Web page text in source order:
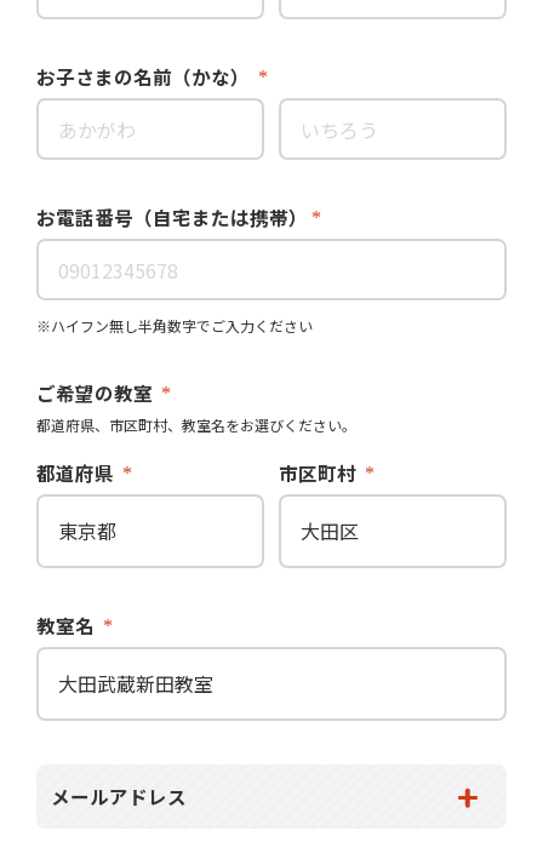
お子さまの名前（かな）
お電話番号（自宅または携帯）
※ハイフン無し半角数字でご入力ください
ご希望の教室
都道府県、市区町村、教室名をお選びください。
都道府県 市区町村
教室名
メールアドレス